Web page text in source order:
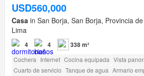
USD560,000
Casa in San Borja, San Borja, Provincia
Lima
4 4 338 m²
Cochera Internet Cocina equipada Vista
Cuarto de servicio Tanque de agua Armario